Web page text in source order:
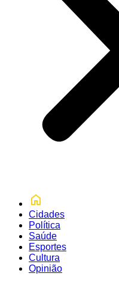
Cidades
Política
Saúde
Esportes
Cultura
Opinião